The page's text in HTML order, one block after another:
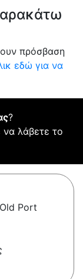
πρόσβαση
εδώ για να
?
να λάβετε το
Port